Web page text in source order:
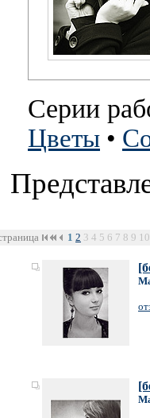
Серии
Цветы •
1 2 3 4 5 6 7 8 9 10